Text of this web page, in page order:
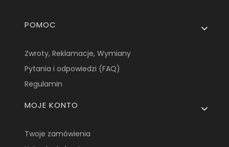
Linki w stopce
POMOC
Zwroty, Reklamacje, Wymiany
Pytania i odpowiedzi (FAQ)
Regulamin
MOJE KONTO
Twoje zamówienia